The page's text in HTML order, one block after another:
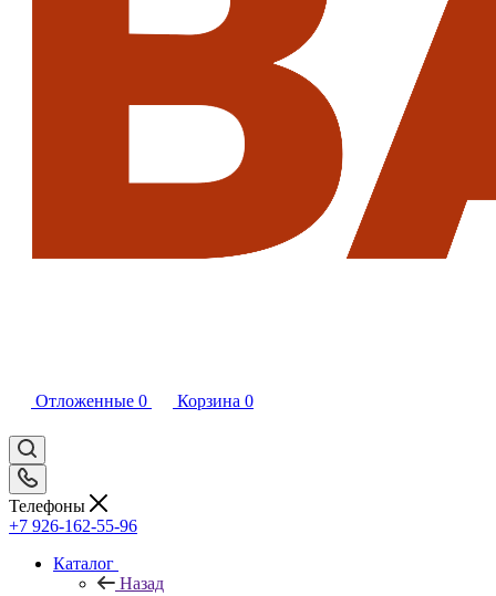
Отложенные 0 Корзина 0
Телефоны
+7 926-162-55-96
Каталог
Назад